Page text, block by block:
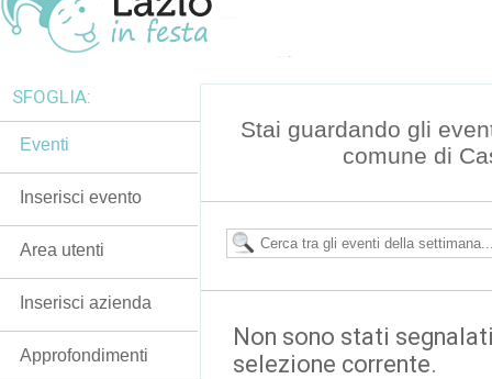
Stai guardando gli
comune di
Non sono stati
selezione corrente.
SFOGLIA:
Eventi
Inserisci evento
Area utenti
Inserisci azienda
Approfondimenti